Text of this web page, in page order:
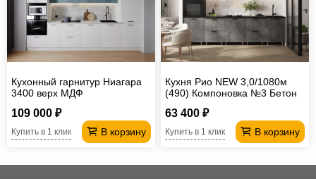
Кухонный гарнитур Ниагара
3400 верх МДФ
109 000 ₽
В корзину
Купить в 1 клик
Кухня Рио NEW 3,0/1080м
(490) Компоновка №3 Бетон
Белый глянец
63 400 ₽
В корзину
Купить в 1 клик